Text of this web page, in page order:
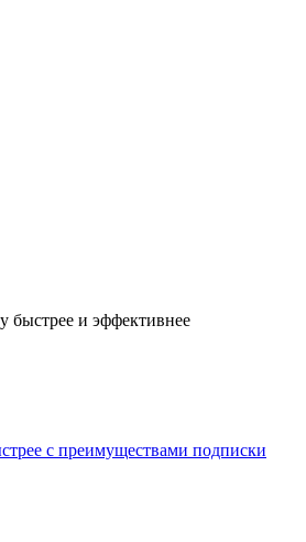
быстрее и эффективнее
с преимуществами подписки